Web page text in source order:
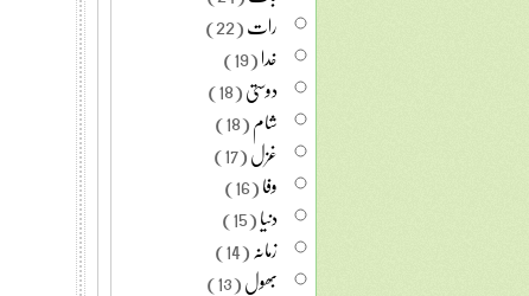
رات(22)
خدا(19)
دوستی(18)
شام(18)
غزل(17)
وفا(16)
دنیا(15)
زمانہ(14)
بھول(13)